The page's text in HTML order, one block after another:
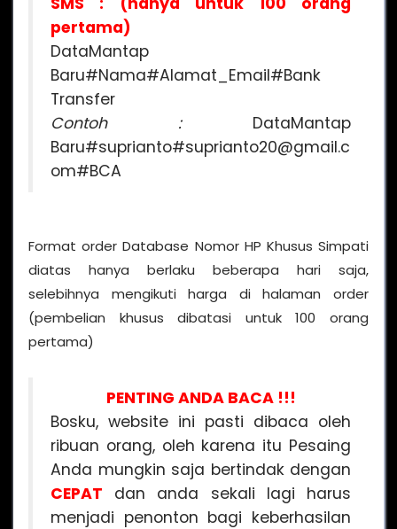
pertama)
DataMantap
Baru#Nama#Alamat_Email#Bank
Transfer
Contoh :DataMantap
Baru#suprianto#suprianto20@gmail.c
om#BCA
Format order Database Nomor HP Khusus Simpati
diatas hanya berlaku beberapa hari saja,
selebihnya mengikuti harga di halaman order
(pembelian khusus dibatasi untuk 100 orang
pertama)
PENTING ANDA BACA !!!
Bosku, website ini pasti dibaca oleh
ribuan orang, oleh karena itu Pesaing
Anda mungkin saja bertindak dengan
CEPAT dan anda sekali lagi harus
menjadi penonton bagi keberhasilan